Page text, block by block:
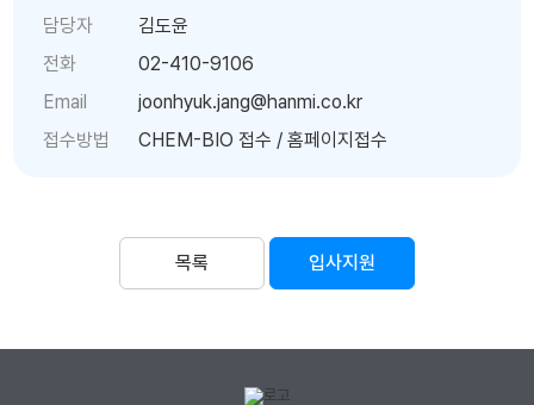
담당자
김도윤
전화
02-410-9106
Email
joonhyuk.jang@hanmi.co.kr
접수방법
CHEM-BIO 접수 / 홈페이지접수
목록 입사지원